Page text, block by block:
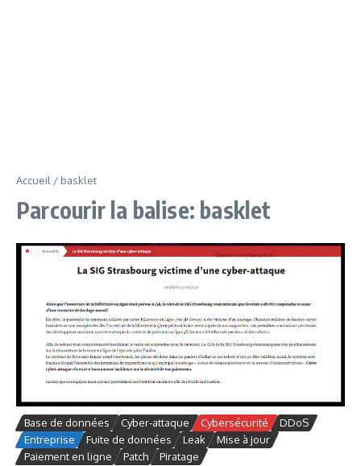
Accueil / basklet
Parcourir la balise: basklet
Base de données Cyber-attaque Cybersécurité
DDoS
Entreprise
Fuite de données Leak
Mise à jour
Paiement en ligne
Patch Piratage